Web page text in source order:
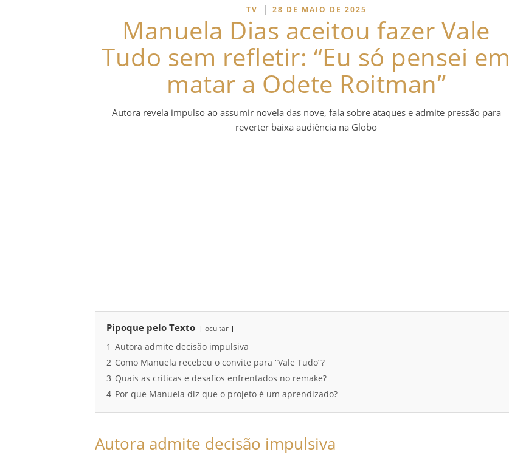
TV | 28 DE MAIO DE 2025
Manuela Dias aceitou fazer Vale
Tudo sem refletir: “Eu só pensei em
matar a Odete Roitman”
Autora revela impulso ao assumir novela das nove, fala sobre ataques e admite pressão para
reverter baixa audiência na Globo
Pipoque pelo Texto ocultar
1 Autora admite decisão impulsiva
2 Como Manuela recebeu o convite para “Vale Tudo”?
3 Quais as críticas e desafios enfrentados no remake?
4 Por que Manuela diz que o projeto é um aprendizado?
Autora admite decisão impulsiva